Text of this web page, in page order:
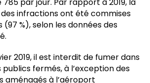
par jour. Par rapport à 2019, la
infractions ont été commises
%), selon les données des
2019, il est interdit de fumer dans
fermés, à l’exception des
aménagés à l’aéroport